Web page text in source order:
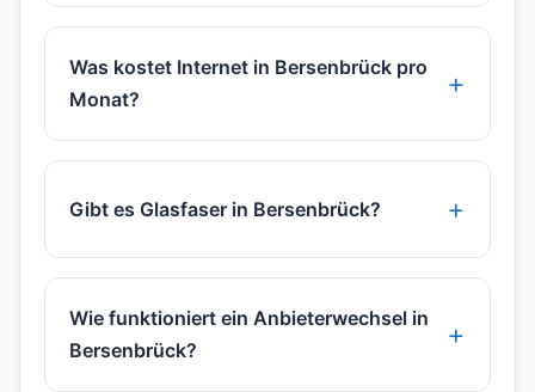
Was kostet Internet in Bersenbrück pro
Monat?
Gibt es Glasfaser in Bersenbrück?
Wie funktioniert ein Anbieterwechsel in
Bersenbrück?